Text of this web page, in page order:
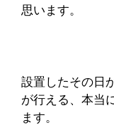
思います。
設置したその日
が行える、本当
ます。